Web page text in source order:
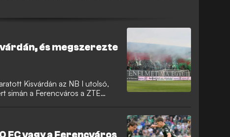
és megszerezte
Kisvárdán az NB I utolsó,
simán a Ferencváros a ZTE
bajnoki címét szerezték meg.